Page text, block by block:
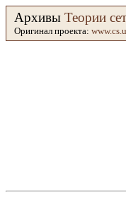
Архивы Теории
Оригинал проекта: